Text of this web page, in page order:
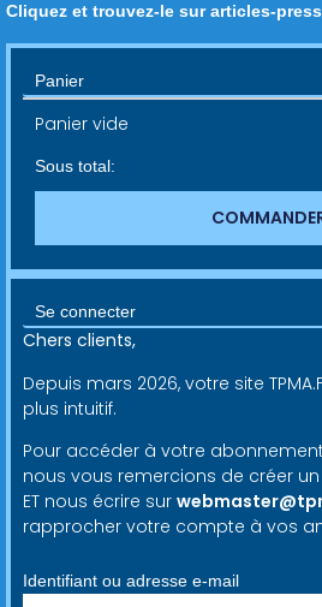
Cliquez et trouvez-le sur articles-
Panier
Panier vide
Sous total:
Se connecter
Chers clients,
Depuis mars 2026, votre site
plus intuitif.
Pour accéder à votre
nous vous remercions de créer
ET nous écrire sur
rapprocher votre compte à vos
Identifiant ou adresse e-mail